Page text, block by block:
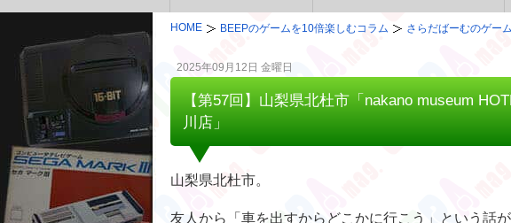
HOME BEEPのゲームを10倍楽しむコラム さらだばーむのゲー
2025年09月12日 金曜日
【第57回】山梨県北杜市「nakano museum
川店」
山梨県北杜市。
友人から「車を出すからどこかに行こう」という話